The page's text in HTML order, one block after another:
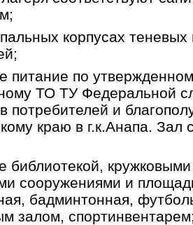
корпусах
питание по
ТО ТУ Федеральной
потребителей и
краю в г.к.Анапа. Зал
библиотекой,
сооружениями и
бадминтонная,
залом,